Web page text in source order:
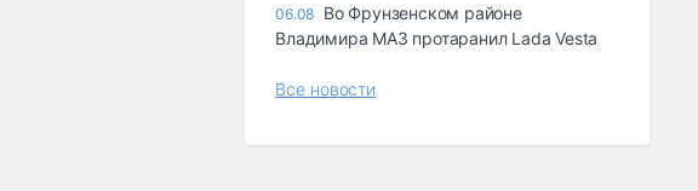
06.08 Во Фрунзенском районе
Владимира МАЗ протаранил Lada Vesta
Все новости